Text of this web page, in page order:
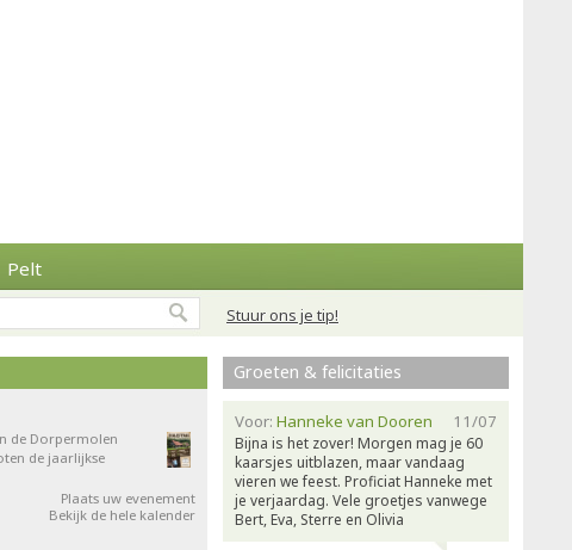
Pelt
Stuur ons je tip!
de Dorpermolen
de jaarlijkse
Plaats uw evenement
Bekijk de hele kalender
Groeten & felicitaties
11/07
Voor: Hanneke van Dooren
Bijna is het zover! Morgen mag je 60
kaarsjes uitblazen, maar vandaag
vieren we feest. Proficiat Hanneke met
je verjaardag. Vele groetjes vanwege
Bert, Eva, Sterre en Olivia